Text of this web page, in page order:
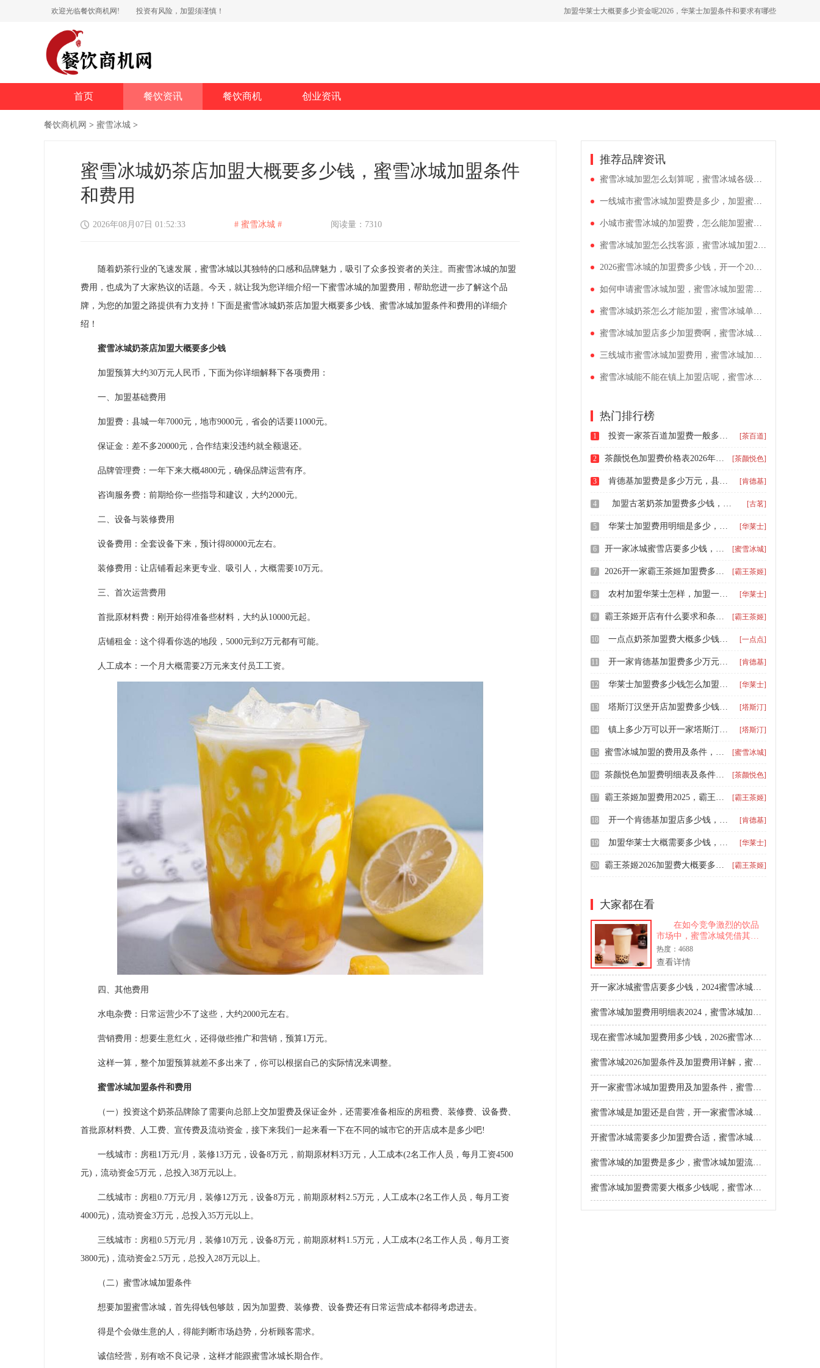
欢迎光临餐饮商机网! 投资有风险，加盟须谨慎！ 加盟华莱士大概要多少资金呢2026，华莱士加盟条件和要求有哪些
首页 餐饮资讯 餐饮商机 创业资讯
餐饮商机网 > 蜜雪冰城 >
蜜雪冰城奶茶店加盟大概要多少钱，蜜雪冰城加盟条件
和费用
2026年08月07日 01:52:33 # 蜜雪冰城 # 阅读量：7310
随着奶茶行业的飞速发展，蜜雪冰城以其独特的口感和品牌魅力，吸引了众多投资者的关注。而蜜雪冰城的加盟
费用，也成为了大家热议的话题。今天，就让我为您详细介绍一下蜜雪冰城的加盟费用，帮助您进一步了解这个品
牌，为您的加盟之路提供有力支持！下面是蜜雪冰城奶茶店加盟大概要多少钱、蜜雪冰城加盟条件和费用的详细介
绍！
蜜雪冰城奶茶店加盟大概要多少钱
加盟预算大约30万元人民币，下面为你详细解释下各项费用：
一、加盟基础费用
加盟费：县城一年7000元，地市9000元，省会的话要11000元。
保证金：差不多20000元，合作结束没违约就全额退还。
品牌管理费：一年下来大概4800元，确保品牌运营有序。
咨询服务费：前期给你一些指导和建议，大约2000元。
二、设备与装修费用
设备费用：全套设备下来，预计得80000元左右。
装修费用：让店铺看起来更专业、吸引人，大概需要10万元。
三、首次运营费用
首批原材料费：刚开始得准备些材料，大约从10000元起。
店铺租金：这个得看你选的地段，5000元到2万元都有可能。
人工成本：一个月大概需要2万元来支付员工工资。
四、其他费用
水电杂费：日常运营少不了这些，大约2000元左右。
营销费用：想要生意红火，还得做些推广和营销，预算1万元。
这样一算，整个加盟预算就差不多出来了，你可以根据自己的实际情况来调整。
蜜雪冰城加盟条件和费用
（一）投资这个奶茶品牌除了需要向总部上交加盟费及保证金外，还需要准备相应的房租费、装修费、设备费、
首批原材料费、人工费、宣传费及流动资金，接下来我们一起来看一下在不同的城市它的开店成本是多少吧!
一线城市：房租1万元/月，装修13万元，设备8万元，前期原材料3万元，人工成本(2名工作人员，每月工资4500
元)，流动资金5万元，总投入38万元以上。
二线城市：房租0.7万元/月，装修12万元，设备8万元，前期原材料2.5万元，人工成本(2名工作人员，每月工资
4000元)，流动资金3万元，总投入35万元以上。
三线城市：房租0.5万元/月，装修10万元，设备8万元，前期原材料1.5万元，人工成本(2名工作人员，每月工资
3800元)，流动资金2.5万元，总投入28万元以上。
（二）蜜雪冰城加盟条件
想要加盟蜜雪冰城，首先得钱包够鼓，因为加盟费、装修费、设备费还有日常运营成本都得考虑进去。
得是个会做生意的人，得能判断市场趋势，分析顾客需求。
诚信经营，别有啥不良记录，这样才能跟蜜雪冰城长期合作。
推荐品牌资讯
蜜雪冰城加盟怎么划算呢，蜜雪冰城各级加盟费多少
一线城市蜜雪冰城加盟费是多少，加盟蜜雪冰城需要了解什么
小城市蜜雪冰城的加盟费，怎么能加盟蜜雪冰城店
蜜雪冰城加盟怎么找客源，蜜雪冰城加盟2026价格表
2026蜜雪冰城的加盟费多少钱，开一个20平米奶茶店多少钱
如何申请蜜雪冰城加盟，蜜雪冰城加盟需要多少钱一年
蜜雪冰城奶茶怎么才能加盟，蜜雪冰城单店加盟费用
蜜雪冰城加盟店多少加盟费啊，蜜雪冰城加盟店要注意什么
三线城市蜜雪冰城加盟费用，蜜雪冰城加盟总体投入成本
蜜雪冰城能不能在镇上加盟店呢，蜜雪冰城单店投资预计多少
热门排行榜
1 投资一家茶百道加盟费一般多少，茶百道加盟有哪些加盟流程及条件 [茶百道]
2 茶颜悦色加盟费价格表2026年，茶颜悦色的加盟优势在哪里 [茶颜悦色]
3 肯德基加盟费是多少万元，县城肯德基加盟费多少 [肯德基]
4 加盟古茗奶茶加盟费多少钱，古茗奶茶县城加盟费多少钱 [古茗]
5 华莱士加盟费用明细是多少，加盟华莱士有什么条件需要多少钱 [华莱士]
6 开一家冰城蜜雪店要多少钱，加盟蜜雪冰城大概需要多少钱 [蜜雪冰城]
7 2026开一家霸王茶姬加盟费多少钱，霸王茶姬怎么加盟多少钱 [霸王茶姬]
8 农村加盟华莱士怎样，加盟一间华莱士多少钱啊 [华莱士]
9 霸王茶姬开店有什么要求和条件，县城加盟霸王茶姬大概多少钱 [霸王茶姬]
10 一点点奶茶加盟费大概多少钱，开—点点加盟店需要多少钱 [一点点]
11 开一家肯德基加盟费多少万元，肯德基加盟一家店多少钱 [肯德基]
12 华莱士加盟费多少钱怎么加盟，开一家华莱士加盟费 [华莱士]
13 塔斯汀汉堡开店加盟费多少钱，开一家塔斯汀汉堡大概多少钱 [塔斯汀]
14 镇上多少万可以开一家塔斯汀，开一家塔斯汀的加盟条件分析 [塔斯汀]
15 蜜雪冰城加盟的费用及条件，蜜雪冰城加盟什么意思 [蜜雪冰城]
16 茶颜悦色加盟费明细表及条件，茶颜悦色奶茶店是怎么加盟的 [茶颜悦色]
17 霸王茶姬加盟费用2025，霸王茶姬加盟条件分析 [霸王茶姬]
18 开一个肯德基加盟店多少钱，肯德基加盟费用大概多少钱 [肯德基]
19 加盟华莱士大概需要多少钱，县城开家华莱士需要多少钱 [华莱士]
20 霸王茶姬2026加盟费大概要多少钱，加盟霸王茶姬店需要什么条件 [霸王茶姬]
大家都在看
在如今竞争激烈的饮品
市场中，蜜雪冰城凭借其独
特的品牌魅力和丰富的产品
种类脱颖而出，成为众多消
费者的选择。无论是炎热的
冰城总能以一杯杯美味的饮
品满足大众的味蕾。那么，
接下来我
热度：4688
查看详情
开一家冰城蜜雪店要多少钱，2024蜜雪冰城加盟条件和费用
蜜雪冰城加盟费用明细表2024，蜜雪冰城加盟费多少钱可以加盟
现在蜜雪冰城加盟费用多少钱，2026蜜雪冰城奶茶加盟详细要求
蜜雪冰城2026加盟条件及加盟费用详解，蜜雪冰城加盟费怎么算多少钱
开一家蜜雪冰城加盟费用及加盟条件，蜜雪冰城加盟费用是多少县城
蜜雪冰城是加盟还是自营，开一家蜜雪冰城的费用是多少
开蜜雪冰城需要多少加盟费合适，蜜雪冰城加盟费用和加盟要求2026
蜜雪冰城的加盟费是多少，蜜雪冰城加盟流程分几步
蜜雪冰城加盟费需要大概多少钱呢，蜜雪冰城加盟费多少呢